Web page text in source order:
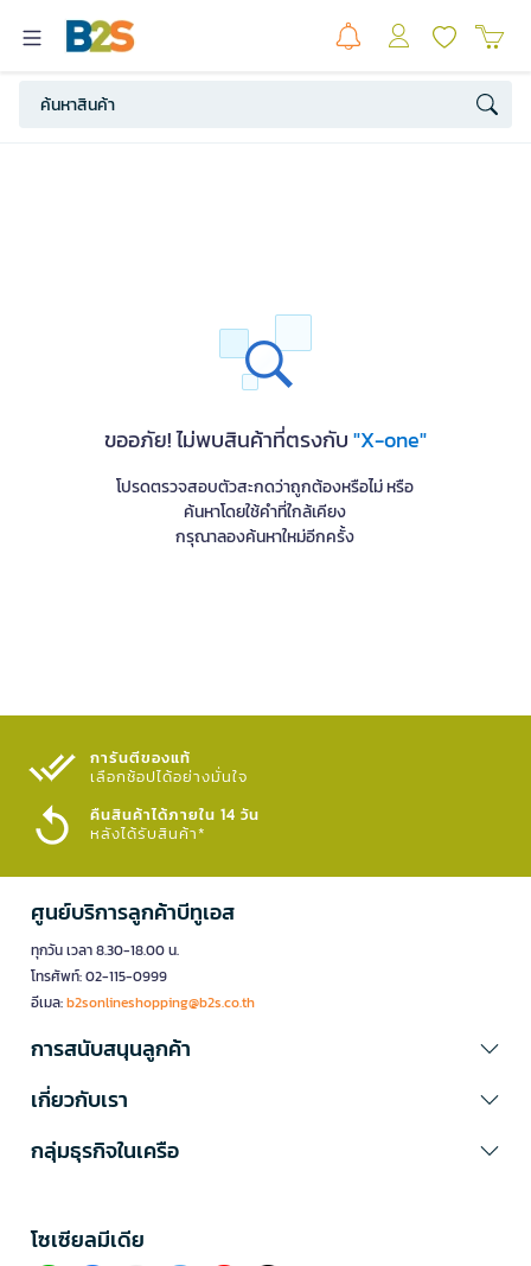
ขออภัย! ไม่พบสินค้าที่ตรงกับ"X-one"
โปรดตรวจสอบตัวสะกดว่าถูกต้องหรือไม่ หรือ
ค้นหาโดยใช้คำที่ใกล้เคียง
กรุณาลองค้นหาใหม่อีกครั้ง
การันตีของแท้
เลือกช้อปได้อย่างมั่นใจ​
คืนสินค้าได้ภายใน 14 วัน
หลังได้รับสินค้า*
ศูนย์บริการลูกค้าบีทูเอส
ทุกวัน เวลา 8.30-18.00 น.
โทรศัพท์: 02-115-0999
อีเมล:b2sonlineshopping@b2s.co.th
การสนับสนุนลูกค้า
เกี่ยวกับเรา
กลุ่มธุรกิจในเครือ
โซเซียลมีเดีย​